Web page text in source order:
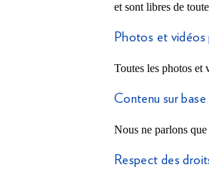
et sont libres de
Photos et vidéos
Toutes les photos et
Contenu sur
Nous ne parlons
Respect des